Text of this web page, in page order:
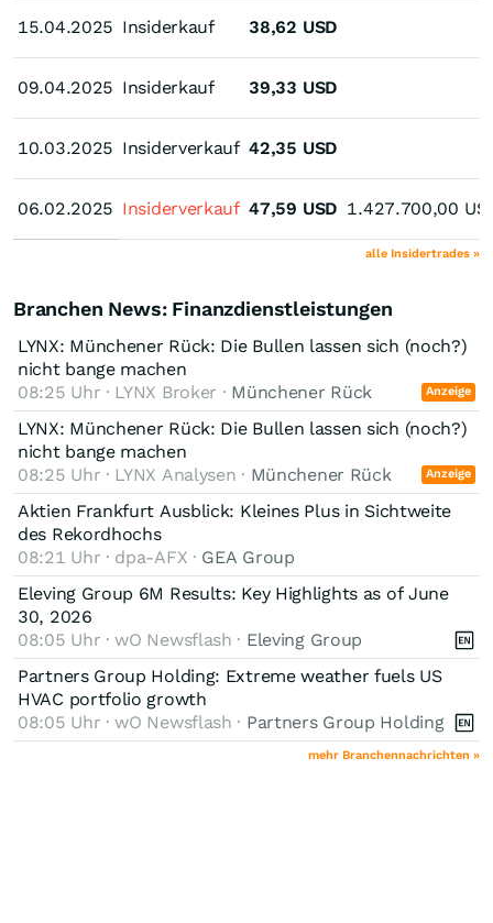
15.04.2025
09.04.2025
10.03.2025
06.02.2025
15.04.2025 Insiderkauf 38,62 USD
09.04.2025 Insiderkauf 39,33 USD
10.03.2025 Insiderverkauf 42,35 USD
06.02.2025 Insiderverkauf 47,59 USD 1.427.700,00
alle Insidertrades »
Branchen News: Finanzdienstleistungen
LYNX: Münchener Rück: Die Bullen lassen sich (noch?)
nicht bange machen
08:25 Uhr · LYNX Broker · Münchener Rück Anzeige
LYNX: Münchener Rück: Die Bullen lassen sich (noch?)
nicht bange machen
08:25 Uhr · LYNX Analysen · Münchener Rück Anzeige
Aktien Frankfurt Ausblick: Kleines Plus in Sichtweite
des Rekordhochs
08:21 Uhr · dpa-AFX · GEA Group
Eleving Group 6M Results: Key Highlights as of June
30, 2026
08:05 Uhr · wO Newsflash · Eleving Group
Partners Group Holding: Extreme weather fuels US
HVAC portfolio growth
08:05 Uhr · wO Newsflash · Partners Group Holding
mehr Branchennachrichten »